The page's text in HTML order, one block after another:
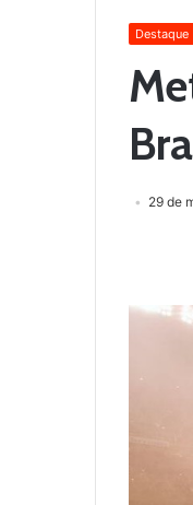
Destaque
29 de